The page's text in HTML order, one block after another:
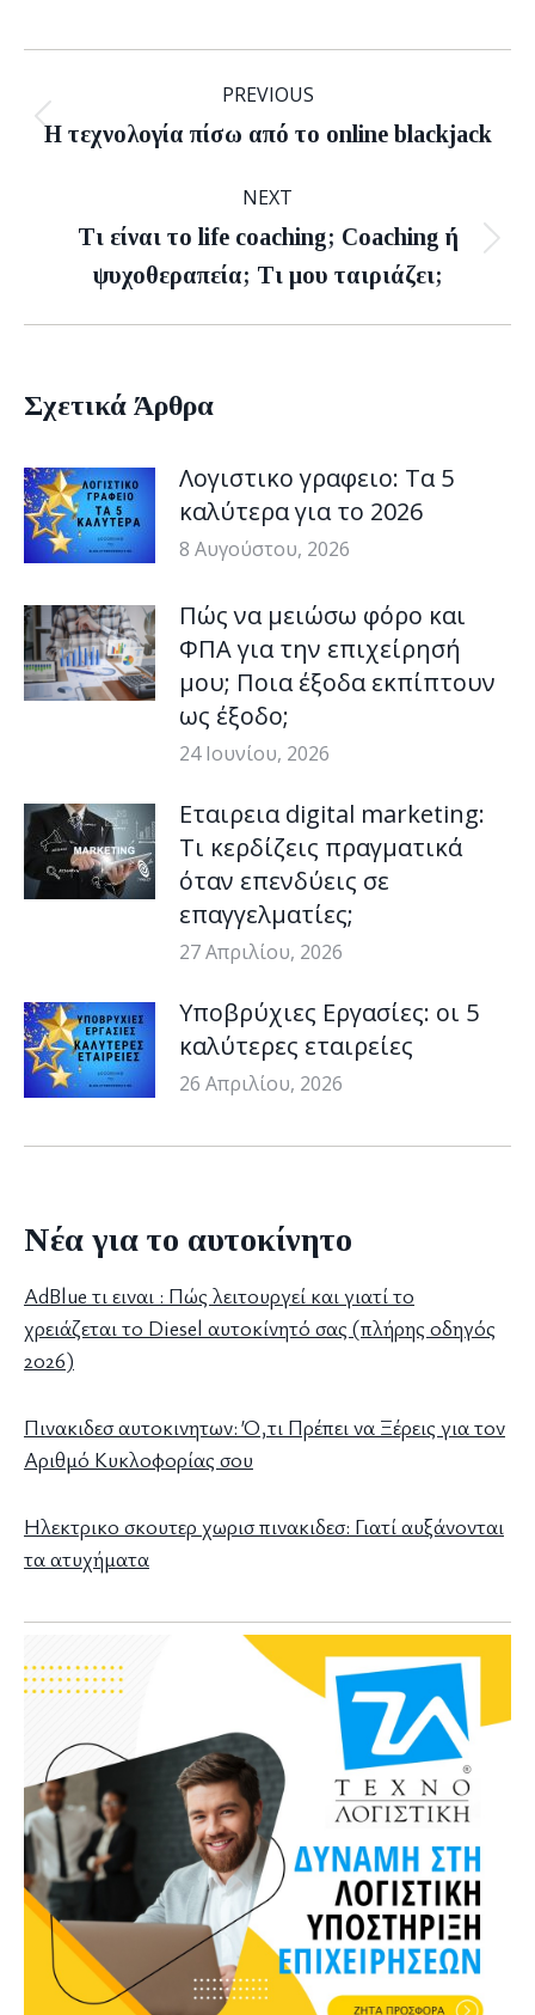
navigation
PREVIOUS
Previous
Η τεχνολογία πίσω από το online blackjack
NEXT
Next
post:
Τι είναι το life coaching; Coaching ή
ψυχοθεραπεία; Τι μου ταιριάζει;
Σχετικά Άρθρα
Λογιστικο γραφειο: Τα 5
καλύτερα για το 2026
8 Αυγούστου, 2026
Πώς να μειώσω φόρο και
ΦΠΑ για την επιχείρησή
μου; Ποια έξοδα εκπίπτουν
ως έξοδο;
24 Ιουνίου, 2026
Εταιρεια digital marketing:
Τι κερδίζεις πραγματικά
όταν επενδύεις σε
επαγγελματίες;
27 Απριλίου, 2026
Υποβρύχιες Εργασίες: οι 5
καλύτερες εταιρείες
26 Απριλίου, 2026
Νέα για το αυτοκίνητο
AdBlue τι ειναι : Πώς λειτουργεί και γιατί το
χρειάζεται το Diesel αυτοκίνητό σας (πλήρης οδηγός
2026)
Πινακιδεσ αυτοκινητων: Ό,τι Πρέπει να Ξέρεις για τον
Αριθμό Κυκλοφορίας σου
Ηλεκτρικο σκουτερ χωρισ πινακιδεσ: Γιατί αυξάνονται
τα ατυχήματα